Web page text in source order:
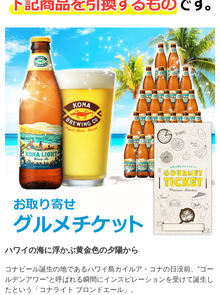
ハワイの海に浮かぶ黄金色の夕陽から
コナビール誕生の地であるハワイ島カイルア・コナの日没前、”ゴー
ルデンアワー”と呼ばれる瞬間にインスピレーションを受けて誕生し
たという「コナライト ブロンドエール」。